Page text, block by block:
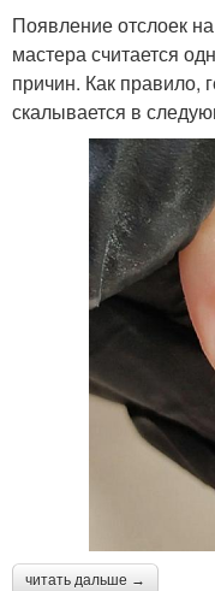
Появление отслоек
мастера считается
причин. Как правило,
скалывается в
читать дальше →